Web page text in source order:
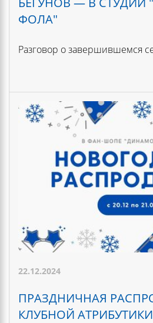
ФОЛА"
Разговор о завершившемся
22.12.2024
ПРАЗДНИЧНАЯ
КЛУБНОЙ